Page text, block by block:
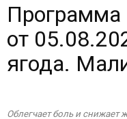
Программа
от
ягода.
Облегчает боль и снижает